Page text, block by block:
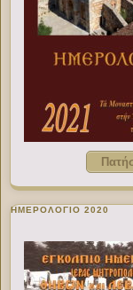
ΗΜΕΡΟΛΟΓΙΟ 2020